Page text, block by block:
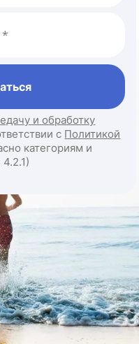
и обработку
с Политикой
категориям и